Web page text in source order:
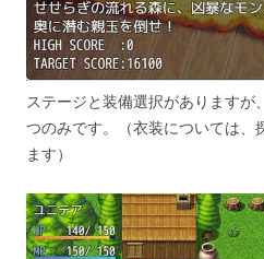
ステージと装備選択がありますが
つのみです。（衣装については、
ます）